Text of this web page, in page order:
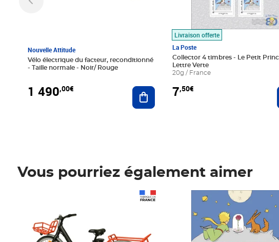
Nouvelle Attitude
Vélo électrique du facteur, reconditionné
- Taille normale - Noir/ Rouge
1 490,00€ Ajouter au panier
Livraison offerte
La Poste
Collector 4 timbres - Le Petit
Lettre Verte
20g / France
7,50€
Vous pourriez également aimer
Prix 7,50€